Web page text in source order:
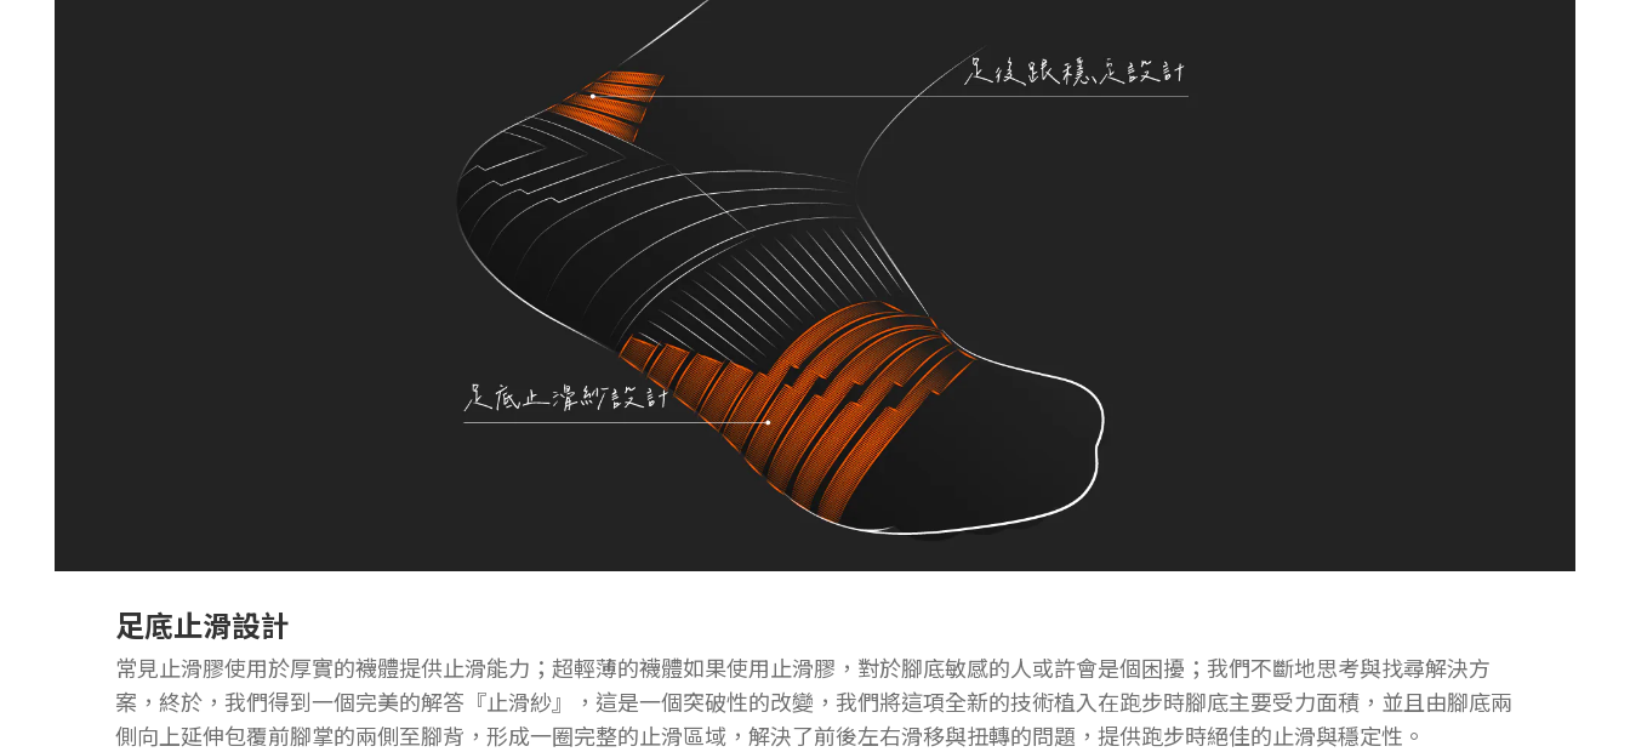
足底止滑設計
常見止滑膠使用於厚實的襪體提供止滑能力；超輕薄的襪體如果使用止滑膠，對於腳底敏感的人或許會是個困擾；我們不斷地思考與找尋解決方
案，終於，我們得到一個完美的解答『止滑紗』，這是一個突破性的改變，我們將這項全新的技術植入在跑步時腳底主要受力面積，並且由腳底兩
側向上延伸包覆前腳掌的兩側至腳背，形成一圈完整的止滑區域，解決了前後左右滑移與扭轉的問題，提供跑步時絕佳的止滑與穩定性。